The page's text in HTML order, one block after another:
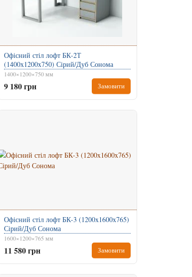
Офісний стіл лофт БК-2Т
(1400x1200x750) Сірий/Дуб Сонома
1400×1200×750 мм
9 180 грн Замовити
Офісний стіл лофт БК-3 (1200x1600x765)
Сірий/Дуб Сонома
1600×1200×765 мм
11 580 грн Замовити